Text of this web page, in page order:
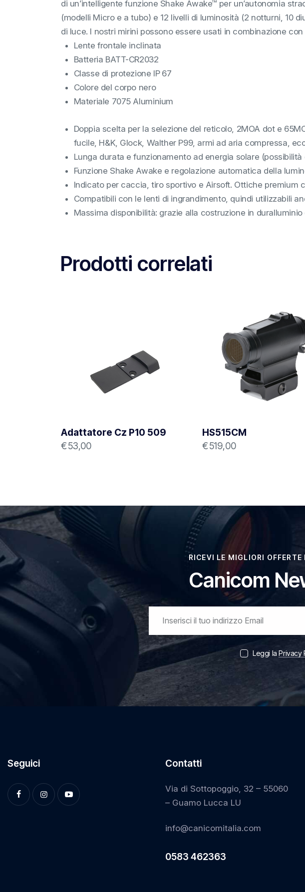
di un’intelligente funzione Shake Awake™ per un’autonomia
(modelli Micro e a tubo) e 12 livelli di luminosità (2 notturni, 10
di luce. I nostri mirini possono essere usati in combinazione
Lente frontale inclinata
Batteria BATT-CR2032
Classe di protezione IP 67
Colore del corpo nero
Materiale 7075 Aluminium
Doppia scelta per la selezione del reticolo, 2MOA dot e
fucile, H&K, Glock, Walther P99, armi ad aria compressa,
Lunga durata e funzionamento ad energia solare
Funzione Shake Awake e regolazione automatica della
Indicato per caccia, tiro sportivo e Airsoft. Ottiche premium
Compatibili con le lenti di ingrandimento, quindi utilizzabili
Massima disponibilità: grazie alla costruzione in
Prodotti correlati
Adattatore Cz P10 509
€53,00
HS515CM
€519,00
RICEVI LE MIGLIORI OFFERTE
Canicom
Leggi laPrivacy
Seguici Contatti
Via di Sottopoggio, 32 – 55060
– Guamo Lucca LU
info@canicomitalia.com
0583 462363